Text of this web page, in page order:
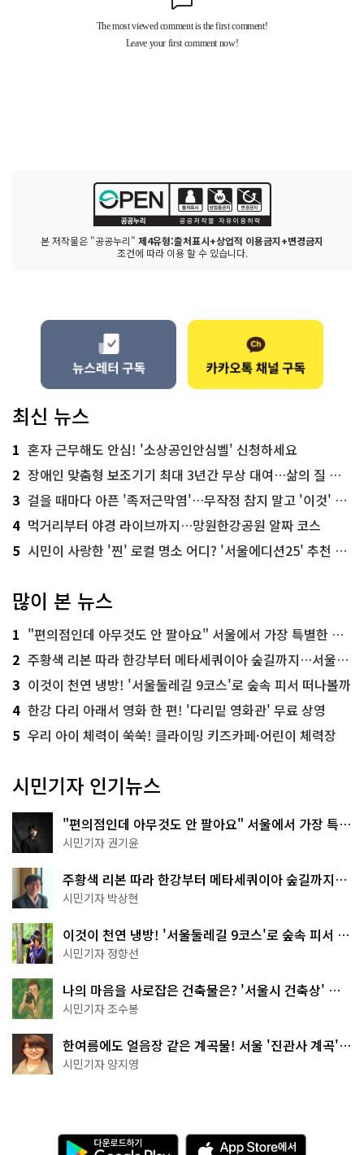
본 저작물은 "공공누리" 제4유형:출처표시+상업적 이용금지+변경금지
조건에 따라 이용 할 수 있습니다.
최신 뉴스
1 혼자 근무해도 안심! '소상공인안심벨' 신청하세요
2 장애인 맞춤형 보조기기 최대 3년간 무상 대여…삶의 질 높인다
3 걸을 때마다 아픈 '족저근막염'…무작정 참지 말고 '이것' 해보세요!
4 먹거리부터 야경 라이브까지…망원한강공원 알짜 코스
5 시민이 사랑한 '찐' 로컬 명소 어디? '서울에디션25' 추천 코스
많이 본 뉴스
1 "편의점인데 아무것도 안 팔아요" 서울에서 가장 특별한 편의점의 정체
2 주황색 리본 따라 한강부터 메타세쿼이아 숲길까지…서울둘레길 15코스
3 이것이 천연 냉방! '서울둘레길 9코스'로 숲속 피서 떠나볼까
4 한강 다리 아래서 영화 한 편! '다리밑 영화관' 무료 상영
5 우리 아이 체력이 쑥쑥! 클라이밍 키즈카페·어린이 체력장
시민기자 인기뉴스
"편의점인데 아무것도 안 팔아요" 서울에서 가장 특별
한 편의점의 정체
시민기자 권기윤
주황색 리본 따라 한강부터 메타세쿼이아 숲길까지…
서울둘레길 15코스
시민기자 박상현
이것이 천연 냉방! '서울둘레길 9코스'로 숲속 피서 떠
나볼까
시민기자 정향선
나의 마음을 사로잡은 건축물은? '서울시 건축상' 수
상작 공개!
시민기자 조수봉
한여름에도 얼음장 같은 계곡물! 서울 '진관사 계곡'이
천국이네~
시민기자 양지영
다 A